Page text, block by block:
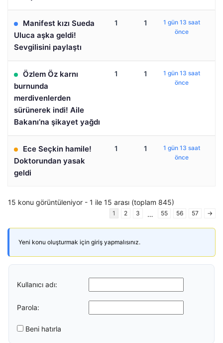
Manifest kızı Sueda
Uluca aşka geldi!
Sevgilisini paylaştı
1 1
1 gün 13 saat
önce
Özlem Öz karnı
burnunda
merdivenlerden
sürünerek indi! Aile
Bakanı’na şikayet yağdı
1 1
1 gün 13 saat
önce
Ece Seçkin hamile!
Doktorundan yasak
geldi
1 1
1 gün 13 saat
önce
15 konu görüntüleniyor - 1 ile 15 arası (toplam 845)
1 2 3 … 55 56 57 →
Yeni konu oluşturmak için giriş yapmalısınız.
Kullanıcı adı:
Parola:
Beni hatırla